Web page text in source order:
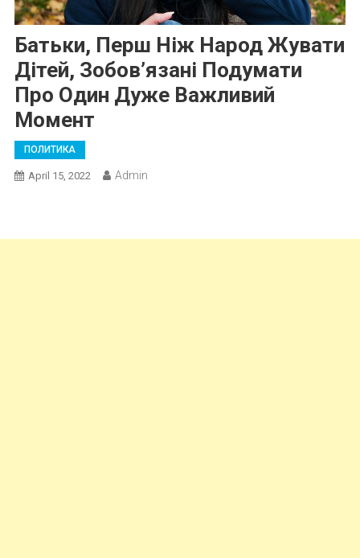
Батьки, Перш Ніж Народ Жувати
Дітей, Зобов’язані Подумати
Про Один Дуже Важливий
Момент
ПОЛИТИКА
April 15, 2022 Admin